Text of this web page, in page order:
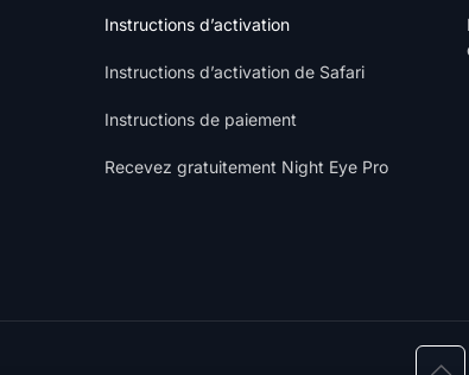
Instructions d’activation
Instructions d’activation de Safari
Instructions de paiement
Recevez gratuitement Night Eye Pro